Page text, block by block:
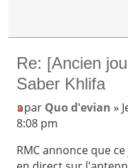
Re: [Ancien
Saber Khlifa
par Quo d'evian »
8:08 pm
RMC annonce que